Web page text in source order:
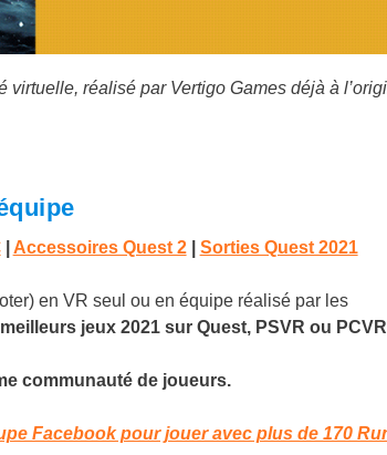
réalisé par Vertigo Games déjà à
| Accessoires Quest 2 Sorties Quest 2021
en VR seul ou en équipe réalisé par les
jeux 2021 sur Quest, PSVR ou
communauté de joueurs.
Facebook pour jouer avec plus de 170